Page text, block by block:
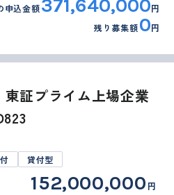
申込金額371,640,000円
残り募集額0円
東証プライム上場企業
貸付型
152,000,000 円
証券のウェ
ません
する